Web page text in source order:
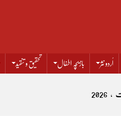
اُردو نثر بازیچہ اطفال تحقیق و تنقید